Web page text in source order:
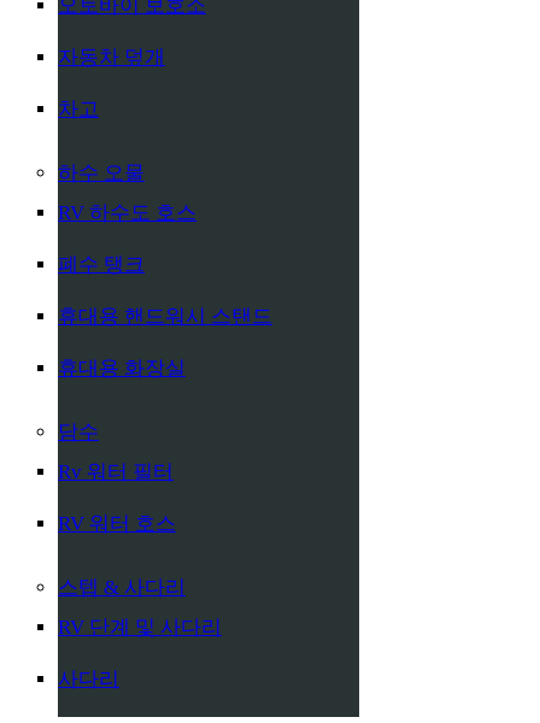
오토바이 보호소
자동차 덮개
차고
하수 오물
RV 하수도 호스
폐수 탱크
휴대용 핸드워시 스탠드
휴대용 화장실
담수
Rv 워터 필터
RV 워터 호스
스텝 & 사다리
RV 단계 및 사다리
사다리